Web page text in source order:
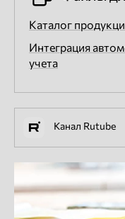
Каталог
Интеграция
учета
Канал Rutube